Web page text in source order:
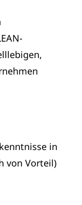
in
von Vorteil)